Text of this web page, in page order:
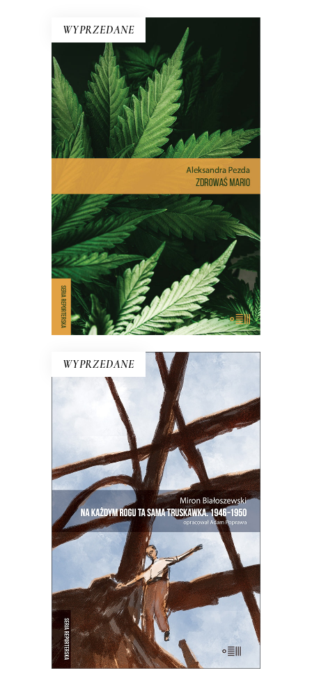
WYPRZEDANE
E-BOOK DO KOSZYKA
ZDROWAŚ MARIO. REPORTAŻE
O MEDYCZNEJ MARIHUANIE
Dlatego pacjenci stają się
przestępcami? Reportaż interwencyjny
na temat, który dotyczy milionów z nas
– choć na co dzień nie zdajemy sobie z
tego sprawy.
WYPRZEDANE
E-BOOK DO KOSZYKA
NA KAŻDYM ROGU TA SAMA
TRUSKAWKA
Zupełnie nowe miasto. Jakaś inna
Warszawa na starych śmieciach. Skąd
się wzięła?
50.00zł 25.00zł